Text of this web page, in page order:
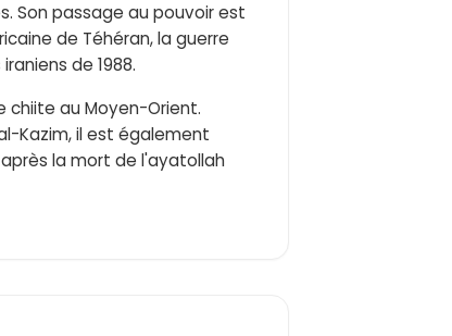
Son passage au pouvoir est
de Téhéran, la guerre
de 1988.
chiite au Moyen-Orient.
Kazim, il est également
la mort de l'ayatollah